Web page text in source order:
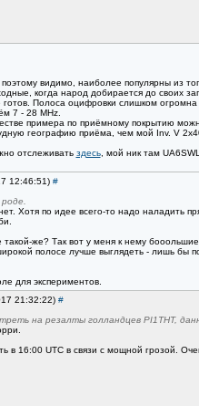
видимо, наиболее популярны
когда народ добирается до своих
Полоса оцифровки слишком
7 - 28 MHz.
примера по приёмному покрытию
географию приёма, чем мой Inv. V
отслеживать здесь, мой ник там
12:46:51) #
Хотя по идее всего-то надо
такой-же? Так вот у меня к нему
полосе лучше выглядеть - лишь бы
для экспериментов.
21:32:22) #
на резалты голландцев PI1THT,
в 16:00 UTC в связи с мощной грозой.